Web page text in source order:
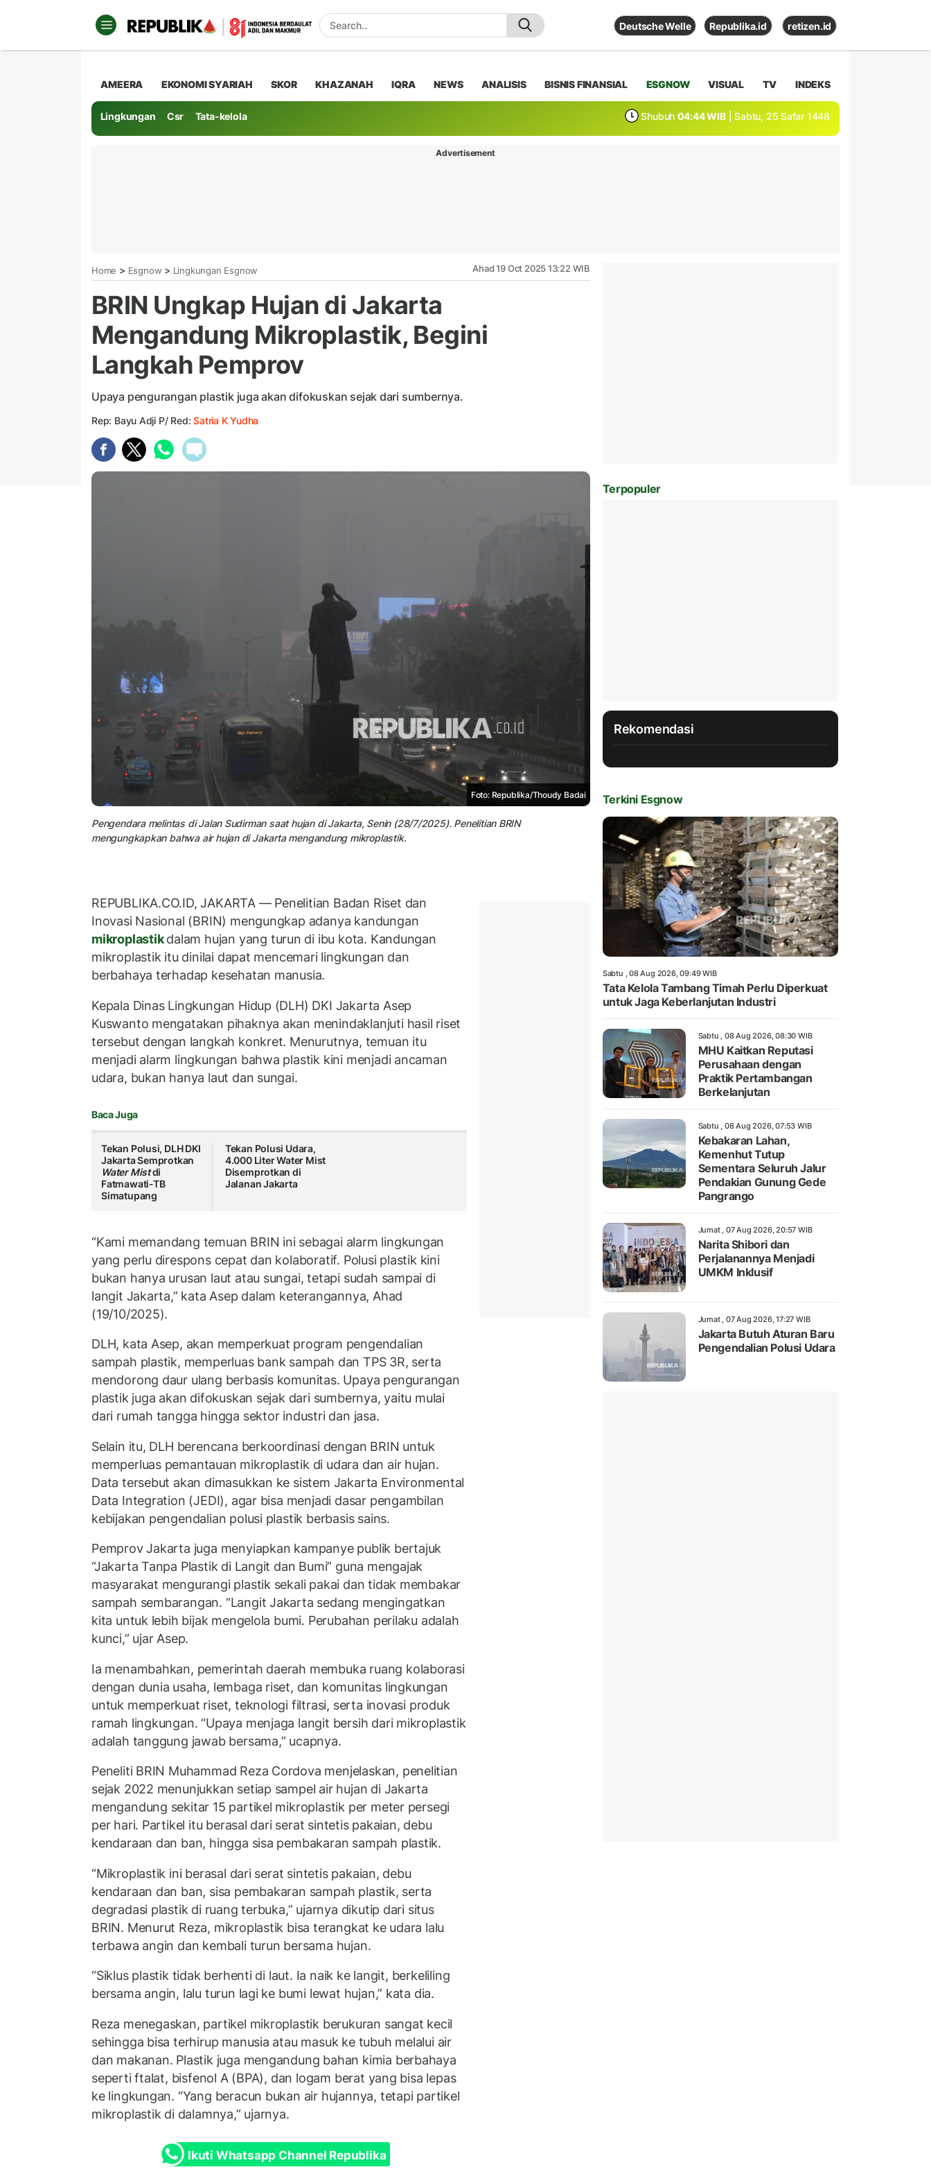
Deutsche Welle Republika.id retizen.id
AMEERA EKONOMI SYARIAH SKOR KHAZANAH IQRA NEWS ANALISIS BISNIS FINANSIAL ESGNOW VISUAL TV INDEKS
Lingkungan Csr Tata-kelola Shubuh 04:44 WIB | Sabtu, 25 Safar 1448
Advertisement
Home > Esgnow > Lingkungan Esgnow Ahad 19 Oct 2025 13:22 WIB
BRIN Ungkap Hujan di Jakarta
Mengandung Mikroplastik, Begini
Langkah Pemprov
Upaya pengurangan plastik juga akan difokuskan sejak dari sumbernya.
Rep: Bayu Adji P/ Red:Satria K Yudha
Foto: Republika/Thoudy Badai
Pengendara melintas di Jalan Sudirman saat hujan di Jakarta, Senin (28/7/2025). Penelitian BRIN
mengungkapkan bahwa air hujan di Jakarta mengandung mikroplastik.
REPUBLIKA.CO.ID, JAKARTA — Penelitian Badan Riset dan
Inovasi Nasional (BRIN) mengungkap adanya kandungan
mikroplastikdalam hujan yang turun di ibu kota. Kandungan
mikroplastik itu dinilai dapat mencemari lingkungan dan
berbahaya terhadap kesehatan manusia.
Kepala Dinas Lingkungan Hidup (DLH) DKI Jakarta Asep
Kuswanto mengatakan pihaknya akan menindaklanjuti hasil riset
tersebut dengan langkah konkret. Menurutnya, temuan itu
menjadi alarm lingkungan bahwa plastik kini menjadi ancaman
udara, bukan hanya laut dan sungai.
Baca Juga
Tekan Polusi, DLH DKI
Jakarta Semprotkan
Water Mistdi
Fatmawati-TB
Simatupang
Tekan Polusi Udara,
4.000 Liter Water Mist
Disemprotkan di
Jalanan Jakarta
“Kami memandang temuan BRIN ini sebagai alarm lingkungan
yang perlu direspons cepat dan kolaboratif. Polusi plastik kini
bukan hanya urusan laut atau sungai, tetapi sudah sampai di
langit Jakarta,” kata Asep dalam keterangannya, Ahad
(19/10/2025).
DLH, kata Asep, akan memperkuat program pengendalian
sampah plastik, memperluas bank sampah dan TPS 3R, serta
mendorong daur ulang berbasis komunitas. Upaya pengurangan
plastik juga akan difokuskan sejak dari sumbernya, yaitu mulai
dari rumah tangga hingga sektor industri dan jasa.
Selain itu, DLH berencana berkoordinasi dengan BRIN untuk
memperluas pemantauan mikroplastik di udara dan air hujan.
Data tersebut akan dimasukkan ke sistem Jakarta Environmental
Data Integration (JEDI), agar bisa menjadi dasar pengambilan
kebijakan pengendalian polusi plastik berbasis sains.
Pemprov Jakarta juga menyiapkan kampanye publik bertajuk
“Jakarta Tanpa Plastik di Langit dan Bumi” guna mengajak
masyarakat mengurangi plastik sekali pakai dan tidak membakar
sampah sembarangan. “Langit Jakarta sedang mengingatkan
kita untuk lebih bijak mengelola bumi. Perubahan perilaku adalah
kunci,” ujar Asep.
Ia menambahkan, pemerintah daerah membuka ruang kolaborasi
dengan dunia usaha, lembaga riset, dan komunitas lingkungan
untuk memperkuat riset, teknologi filtrasi, serta inovasi produk
ramah lingkungan. “Upaya menjaga langit bersih dari mikroplastik
adalah tanggung jawab bersama,” ucapnya.
Peneliti BRIN Muhammad Reza Cordova menjelaskan, penelitian
sejak 2022 menunjukkan setiap sampel air hujan di Jakarta
mengandung sekitar 15 partikel mikroplastik per meter persegi
per hari. Partikel itu berasal dari serat sintetis pakaian, debu
kendaraan dan ban, hingga sisa pembakaran sampah plastik.
“Mikroplastik ini berasal dari serat sintetis pakaian, debu
kendaraan dan ban, sisa pembakaran sampah plastik, serta
degradasi plastik di ruang terbuka,” ujarnya dikutip dari situs
BRIN. Menurut Reza, mikroplastik bisa terangkat ke udara lalu
terbawa angin dan kembali turun bersama hujan.
“Siklus plastik tidak berhenti di laut. Ia naik ke langit, berkeliling
bersama angin, lalu turun lagi ke bumi lewat hujan,” kata dia.
Reza menegaskan, partikel mikroplastik berukuran sangat kecil
sehingga bisa terhirup manusia atau masuk ke tubuh melalui air
dan makanan. Plastik juga mengandung bahan kimia berbahaya
seperti ftalat, bisfenol A (BPA), dan logam berat yang bisa lepas
ke lingkungan. “Yang beracun bukan air hujannya, tetapi partikel
mikroplastik di dalamnya,” ujarnya.
Ikuti Whatsapp Channel Republika
Terpopuler
Rekomendasi
Terkini Esgnow
Sabtu , 08 Aug 2026, 09:49 WIB
Tata Kelola Tambang Timah Perlu Diperkuat
untuk Jaga Keberlanjutan Industri
Sabtu , 08 Aug 2026, 08:30 WIB
MHU Kaitkan Reputasi
Perusahaan dengan
Praktik Pertambangan
Berkelanjutan
Sabtu , 08 Aug 2026, 07:53 WIB
Kebakaran Lahan,
Kemenhut Tutup
Sementara Seluruh Jalur
Pendakian Gunung Gede
Pangrango
Jumat , 07 Aug 2026, 20:57 WIB
Narita Shibori dan
Perjalanannya Menjadi
UMKM Inklusif
Jumat , 07 Aug 2026, 17:27 WIB
Jakarta Butuh Aturan Baru
Pengendalian Polusi Udara